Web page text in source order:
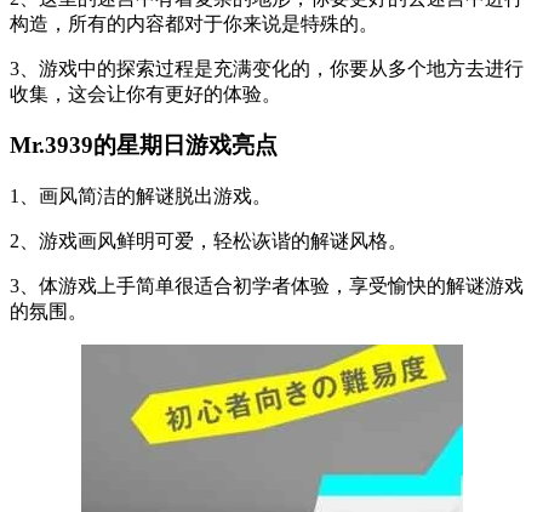
构造，所有的内容都对于你来说是特殊的。
3、游戏中的探索过程是充满变化的，你要从多个地方去进行
收集，这会让你有更好的体验。
Mr.3939的星期日游戏亮点
1、画风简洁的解谜脱出游戏。
2、游戏画风鲜明可爱，轻松诙谐的解谜风格。
3、体游戏上手简单很适合初学者体验，享受愉快的解谜游戏
的氛围。